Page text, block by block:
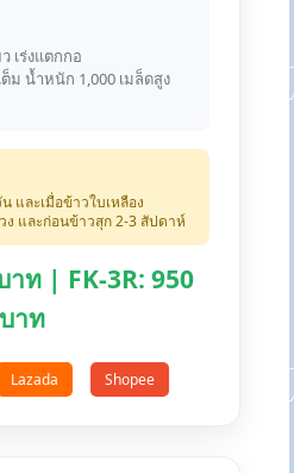
ว เร่งแตกกอ
ต็ม น้ำหนัก 1,000 เมล็ดสูง
และเมื่อข้าวใบเหลือง
ง และก่อนข้าวสุก 2-3 สัปดาห์
าท | FK-3R: 950
บาท
Lazada Shopee